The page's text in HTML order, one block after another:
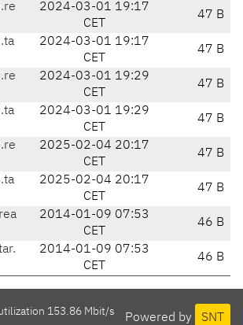
2024-03-01 19:17
CET
47 B
2024-03-01 19:17
CET
47 B
2024-03-01 19:29
CET
47 B
2024-03-01 19:29
CET
47 B
2025-02-04 20:17
CET
47 B
2025-02-04 20:17
CET
47 B
2014-01-09 07:53
CET
46 B
2014-01-09 07:53
CET
46 B
Powered by SNT
153.86 Mbit/s